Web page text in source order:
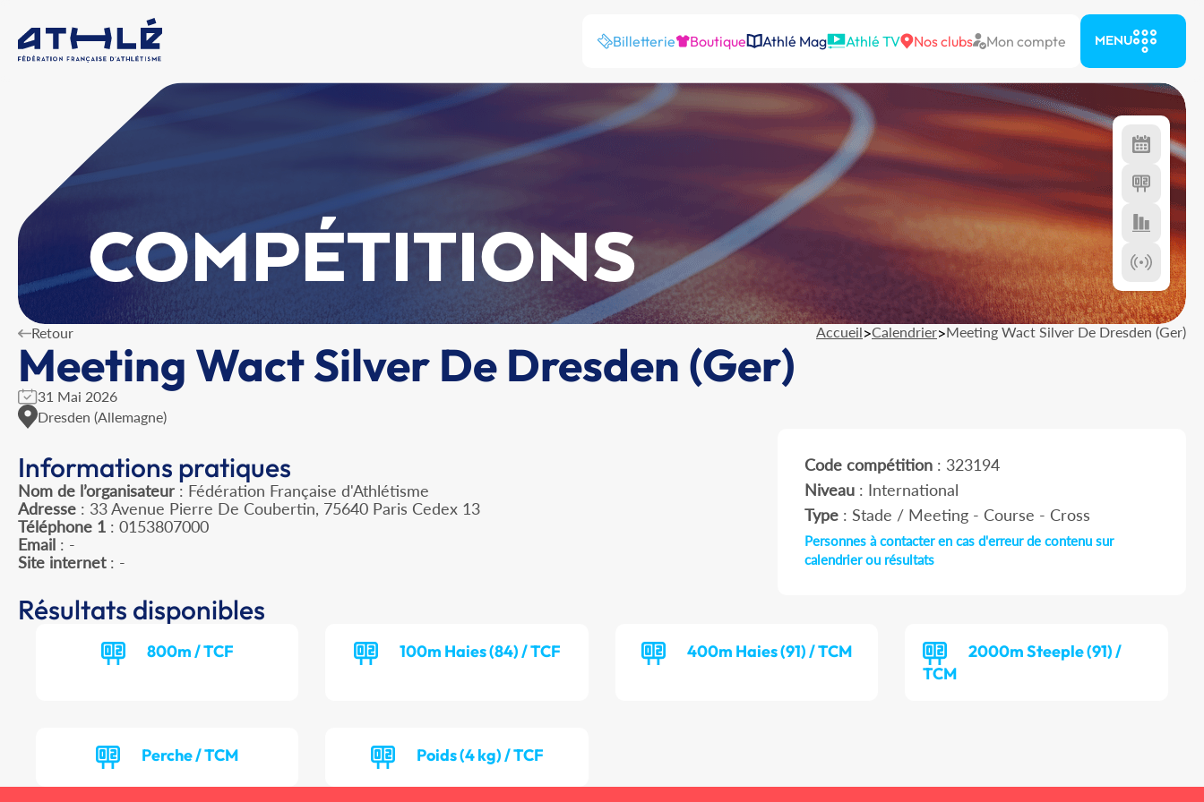
Billetterie Boutique Athlé Mag Athlé TV Nos clubs Mon compte MENU
COMPÉTITIONS
Retour Accueil>Calendrier>Meeting Wact Silver De Dresden (Ger)
Meeting Wact Silver De Dresden (Ger)
31 Mai 2026
Dresden (Allemagne)
Informations pratiques
Nom de l’organisateur : Fédération Française d'Athlétisme
Adresse : 33 Avenue Pierre De Coubertin, 75640 Paris Cedex 13
Téléphone 1 : 0153807000
Email : -
Site internet: -
Code compétition: 323194
Niveau: International
Type: Stade / Meeting - Course - Cross
Personnes à contacter en cas d'erreur de contenu sur
calendrier ou résultats
Résultats disponibles
800m / TCF 100m Haies (84) / TCF 400m Haies (91) / TCM
2000m Steeple (91) /
TCM
Perche / TCM Poids (4 kg) / TCF